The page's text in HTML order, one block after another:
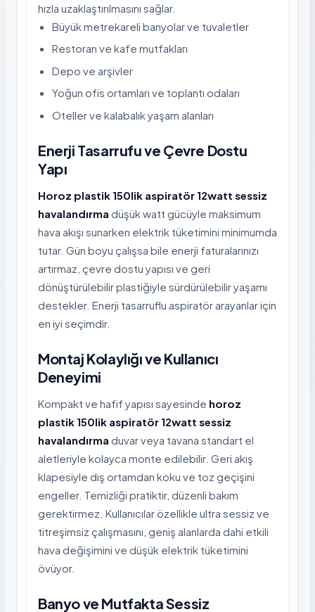
hızla uzaklaştırılmasını sağlar.
Büyük metrekareli banyolar ve tuvaletler
Restoran ve kafe mutfakları
Depo ve arşivler
Yoğun ofis ortamları ve toplantı odaları
Oteller ve kalabalık yaşam alanları
Enerji Tasarrufu ve Çevre Dostu
Yapı
Horoz plastik 150lik aspiratör 12watt sessiz
havalandırma düşük watt gücüyle maksimum
hava akışı sunarken elektrik tüketimini minimumda
tutar. Gün boyu çalışsa bile enerji faturalarınızı
artırmaz, çevre dostu yapısı ve geri
dönüştürülebilir plastiğiyle sürdürülebilir yaşamı
destekler. Enerji tasarruflu aspiratör arayanlar için
en iyi seçimdir.
Montaj Kolaylığı ve Kullanıcı
Deneyimi
Kompakt ve hafif yapısı sayesinde horoz
plastik 150lik aspiratör 12watt sessiz
havalandırma duvar veya tavana standart el
aletleriyle kolayca monte edilebilir. Geri akış
klapesiyle dış ortamdan koku ve toz geçişini
engeller. Temizliği pratiktir, düzenli bakım
gerektirmez. Kullanıcılar özellikle ultra sessiz ve
titreşimsiz çalışmasını, geniş alanlarda dahi etkili
hava değişimini ve düşük elektrik tüketimini
övüyor.
Banyo ve Mutfakta Sessiz